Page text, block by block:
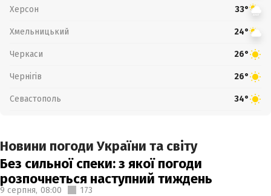
Херсон 33°
Хмельницький 24°
Черкаси 26°
Чернігів 26°
Севастополь 34°
Новини погоди України та світу
Без сильної спеки: з якої погоди
розпочнеться наступний тиждень
9 серпня, 08:00 173